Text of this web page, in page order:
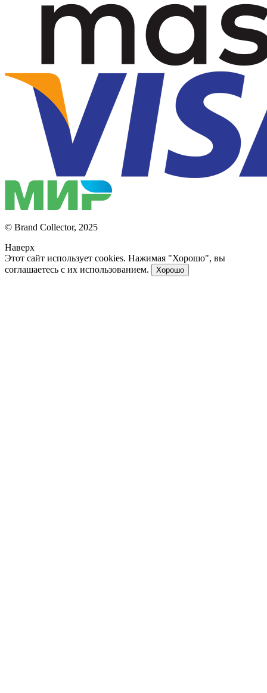
© Brand Collector, 2025
Наверх
Этот сайт использует cookies. Нажимая "Хорошо", вы
соглашаетесь с их использованием.
Хорошо